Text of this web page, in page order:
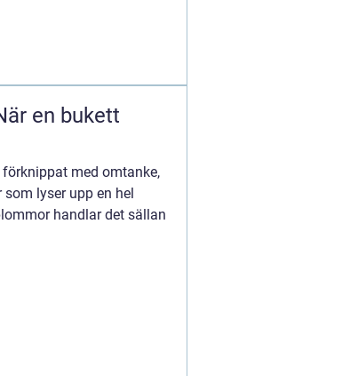
en bukett
med omtanke,
lyser upp en hel
handlar det sällan